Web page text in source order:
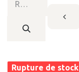
Rupture de stock